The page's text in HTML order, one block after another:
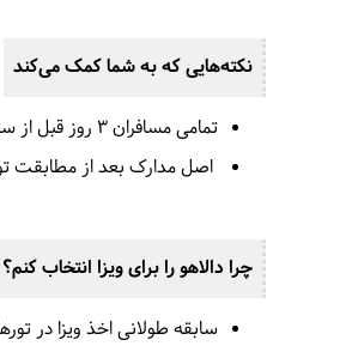
نکته‌هایی که به شما کمک می‌کند
تمامی مسافران 3 روز قبل از سفر به کشور مالزی باید از طریق لینک
اصل مدارک بعد از
چرا دالاهو را برای ویزا انتخاب کنم؟
سابقه‌ طولانی اخذ ویزا در